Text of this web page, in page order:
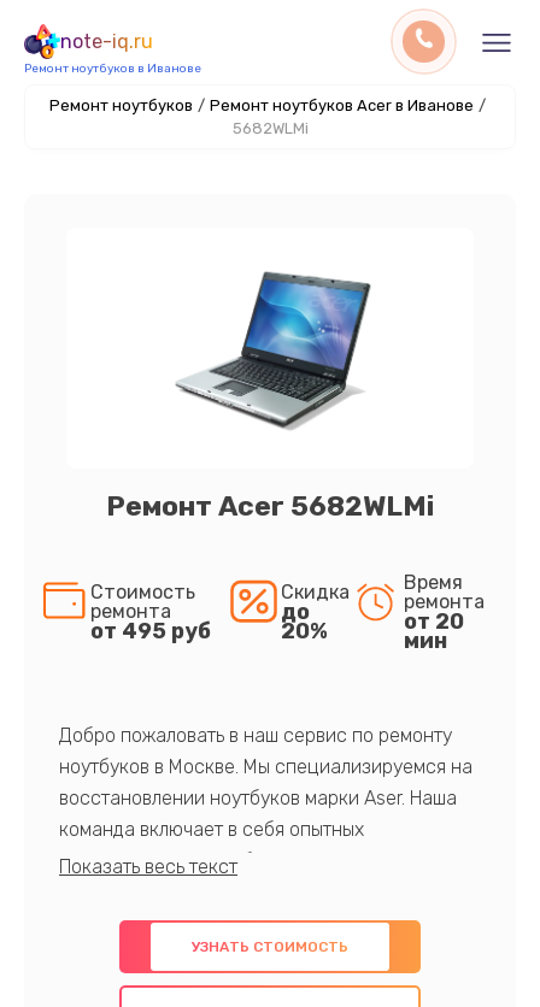
note-iq.ru
Ремонт ноутбуков в Иванове
Ремонт ноутбуков / Ремонт ноутбуков Acer в Иванове /
5682WLMi
Ремонт Acer 5682WLMi
Стоимость
ремонта
от 495 руб
Скидка
до
20%
Время
ремонта
от 20
мин
Добро пожаловать в наш сервис по ремонту
ноутбуков в Москве. Мы специализируемся на
восстановлении ноутбуков марки Aser. Наша
команда включает в себя опытных
профессионалов с обширными знаниями и
предлагаем быстрый и качественный ремонт с
использованием оригинальных компонентов, а
также гарантируем качество всех
УЗНАТЬ СТОИМОСТЬ